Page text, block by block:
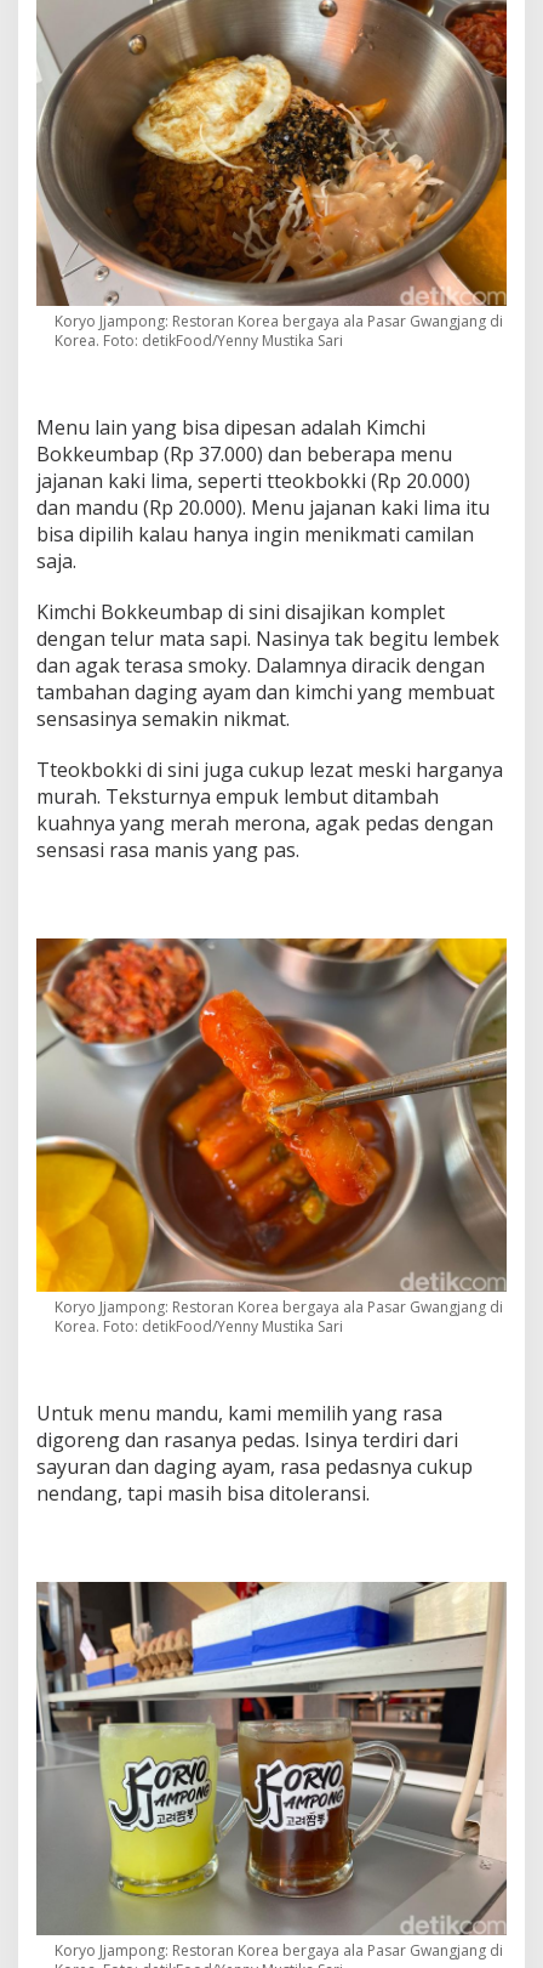
Koryo Jjampong: Restoran Korea bergaya ala Pasar Gwangjang di
Korea. Foto: detikFood/Yenny Mustika Sari
Menu lain yang bisa dipesan adalah Kimchi
Bokkeumbap (Rp 37.000) dan beberapa menu
jajanan kaki lima, seperti tteokbokki (Rp 20.000)
dan mandu (Rp 20.000). Menu jajanan kaki lima itu
bisa dipilih kalau hanya ingin menikmati camilan
saja.
Kimchi Bokkeumbap di sini disajikan komplet
dengan telur mata sapi. Nasinya tak begitu lembek
dan agak terasa smoky. Dalamnya diracik dengan
tambahan daging ayam dan kimchi yang membuat
sensasinya semakin nikmat.
Tteokbokki di sini juga cukup lezat meski harganya
murah. Teksturnya empuk lembut ditambah
kuahnya yang merah merona, agak pedas dengan
sensasi rasa manis yang pas.
Koryo Jjampong: Restoran Korea bergaya ala Pasar Gwangjang di
Korea. Foto: detikFood/Yenny Mustika Sari
Untuk menu mandu, kami memilih yang rasa
digoreng dan rasanya pedas. Isinya terdiri dari
sayuran dan daging ayam, rasa pedasnya cukup
nendang, tapi masih bisa ditoleransi.
Koryo Jjampong: Restoran Korea bergaya ala Pasar Gwangjang di